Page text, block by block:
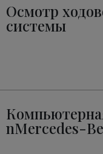
Осмотр
системы
nMercedes-